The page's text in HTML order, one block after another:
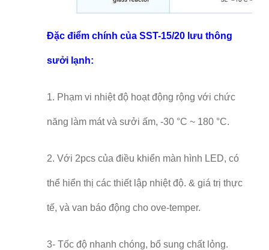
Đặc điểm chính của SST-15/20 lưu thông
sưởi lạnh:
1. Phạm vi nhiệt độ hoạt động rộng với chức
năng làm mát và sưởi ấm, -30 °C ~ 180 °C.
2. Với 2pcs của điều khiển màn hình LED, có
thể hiển thị các thiết lập nhiệt độ. & giá trị thực
tế, và van báo động cho ove-temper.
3- Tốc độ nhanh chóng, bổ sung chất lỏng.